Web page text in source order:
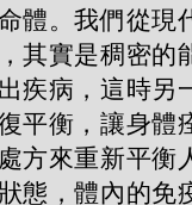
體。我們從現
其實是稠密的
疾病，這時另
平衡，讓身體
方來重新平衡
態，體內的免